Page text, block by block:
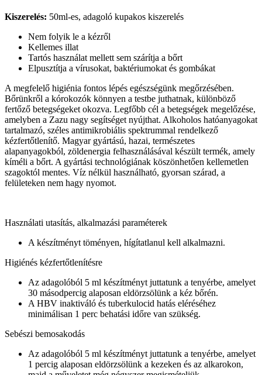
Kiszerelés: 50ml-es, adagoló kupakos kiszerelés
Nem folyik le a kézről
Kellemes illat
Tartós használat mellett sem szárítja a bőrt
Elpusztítja a vírusokat, baktériumokat és gombákat
A megfelelő higiénia fontos lépés egészségünk megőrzésében.
Bőrünkről a kórokozók könnyen a testbe juthatnak, különböző
fertőző betegségeket okozva. Legfőbb cél a betegségek megelőzése,
amelyben a Zazu nagy segítséget nyújthat. Alkoholos hatóanyagokat
tartalmazó, széles antimikrobiális spektrummal rendelkező
kézfertőtlenítő. Magyar gyártású, hazai, természetes
alapanyagokból, zöldenergia felhasználásával készült termék, amely
kíméli a bőrt. A gyártási technológiának köszönhetően kellemetlen
szagoktól mentes. Víz nélkül használható, gyorsan szárad, a
felületeken nem hagy nyomot.
Használati utasítás, alkalmazási paraméterek
A készítményt töményen, hígítatlanul kell alkalmazni.
Higiénés kézfertőtlenítésre
Az adagolóból 5 ml készítményt juttatunk a tenyérbe, amelyet
30 másodpercig alaposan eldörzsölünk a kéz bőrén.
A HBV inaktiváló és tuberkulocid hatás eléréséhez
minimálisan 1 perc behatási időre van szükség.
Sebészi bemosakodás
Az adagolóból 5 ml készítményt juttatunk a tenyérbe, amelyet
1 percig alaposan eldörzsölünk a kezeken és az alkarokon,